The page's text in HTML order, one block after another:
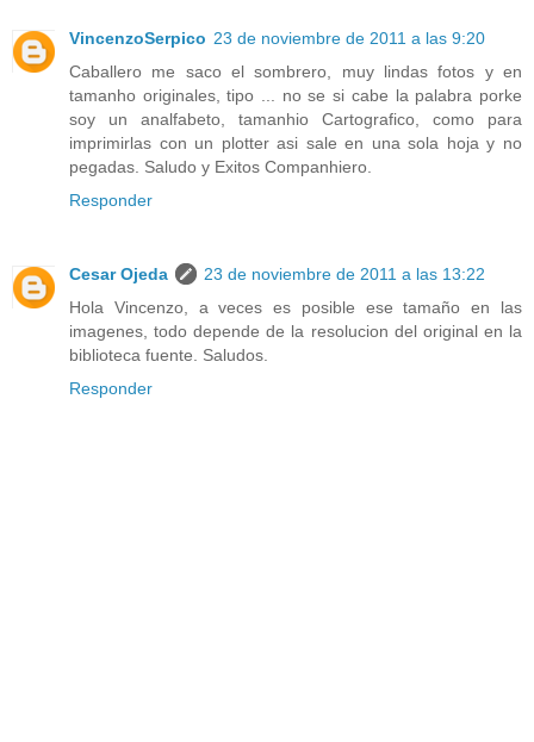
VincenzoSerpico 23 de noviembre de 2011 a las 9:20
Caballero me saco el sombrero, muy lindas fotos y en
tamanho originales, tipo ... no se si cabe la palabra porke
soy un analfabeto, tamanhio Cartografico, como para
imprimirlas con un plotter asi sale en una sola hoja y no
pegadas. Saludo y Exitos Companhiero.
Responder
Cesar Ojeda
23 de noviembre de 2011 a las 13:22
Hola Vincenzo, a veces es posible ese tamaño en las
imagenes, todo depende de la resolucion del original en la
biblioteca fuente. Saludos.
Responder